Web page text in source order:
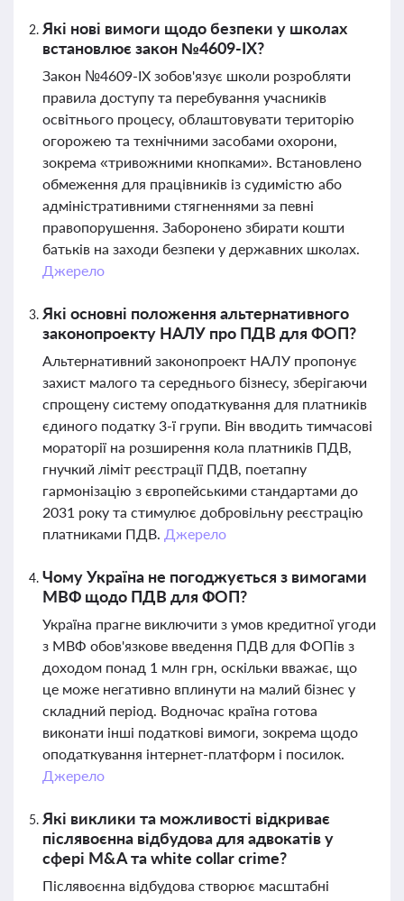
Які нові вимоги щодо безпеки у школах
встановлює закон №4609-IX?
Закон №4609-IX зобов'язує школи розробляти
правила доступу та перебування учасників
освітнього процесу, облаштовувати територію
огорожею та технічними засобами охорони,
зокрема «тривожними кнопками». Встановлено
обмеження для працівників із судимістю або
адміністративними стягненнями за певні
правопорушення. Заборонено збирати кошти
батьків на заходи безпеки у державних школах.
Джерело
Які основні положення альтернативного
законопроекту НАЛУ про ПДВ для ФОП?
Альтернативний законопроект НАЛУ пропонує
захист малого та середнього бізнесу, зберігаючи
спрощену систему оподаткування для платників
єдиного податку 3-ї групи. Він вводить тимчасові
мораторії на розширення кола платників ПДВ,
гнучкий ліміт реєстрації ПДВ, поетапну
гармонізацію з європейськими стандартами до
2031 року та стимулює добровільну реєстрацію
платниками ПДВ. Джерело
Чому Україна не погоджується з вимогами
МВФ щодо ПДВ для ФОП?
Україна прагне виключити з умов кредитної угоди
з МВФ обов'язкове введення ПДВ для ФОПів з
доходом понад 1 млн грн, оскільки вважає, що
це може негативно вплинути на малий бізнес у
складний період. Водночас країна готова
виконати інші податкові вимоги, зокрема щодо
оподаткування інтернет-платформ і посилок.
Джерело
Які виклики та можливості відкриває
післявоєнна відбудова для адвокатів у
сфері M&A та white collar crime?
Післявоєнна відбудова створює масштабні